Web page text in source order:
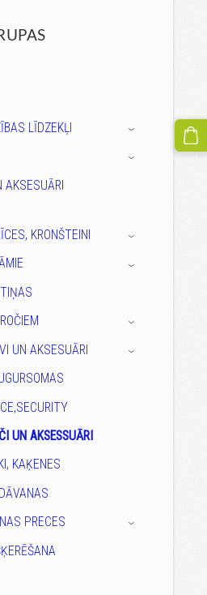
LĪDZEKĻI
›
›
AKSESUĀRI
KRONŠTEINI
›
›
›
UN AKSESUĀRI ›
UN AKSESSUĀRI
KAĶENES
PRECES
›